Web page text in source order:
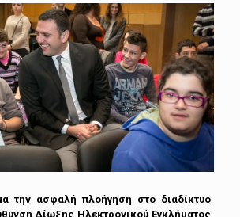
την ασφαλή πλοήγηση στο διαδίκτυο
Δίωξης Ηλεκτρονικού Εγκλήματος